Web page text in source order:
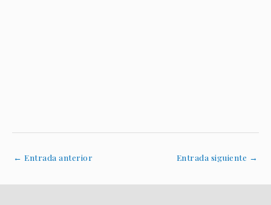
← Entrada anterior Entrada siguiente →